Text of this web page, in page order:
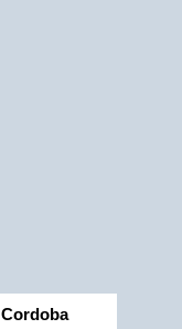
Cordoba